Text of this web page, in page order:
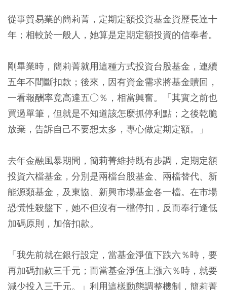
從事貿易業的簡莉菁，定期定額投資基金資歷長達十
年；相較於一般人，她算是定期定額投資的信奉者。
剛畢業時，簡莉菁就用這種方式投資台股基金，連續
五年不間斷扣款；後來，因有資金需求將基金贖回，
一看報酬率竟高達五○％，相當興奮。「其實之前也
買過單筆，但就是不知道該怎麼抓停利點；之後乾脆
放棄，告訴自己不要想太多，專心做定期定額。」
去年金融風暴期間，簡莉菁維持既有步調，定期定額
投資六檔基金，分別是兩檔台股基金、兩檔替代、新
能源類基金，及東協、新興市場基金各一檔。在市場
恐慌性殺盤下，她不但沒有一檔停扣，反而奉行逢低
加碼原則，加倍扣款。
「我先前就在銀行設定，當基金淨值下跌六％時，要
再加碼扣款三千元；而當基金淨值上漲六％時，就要
減少投入三千元。」利用這樣動態調整機制，簡莉菁